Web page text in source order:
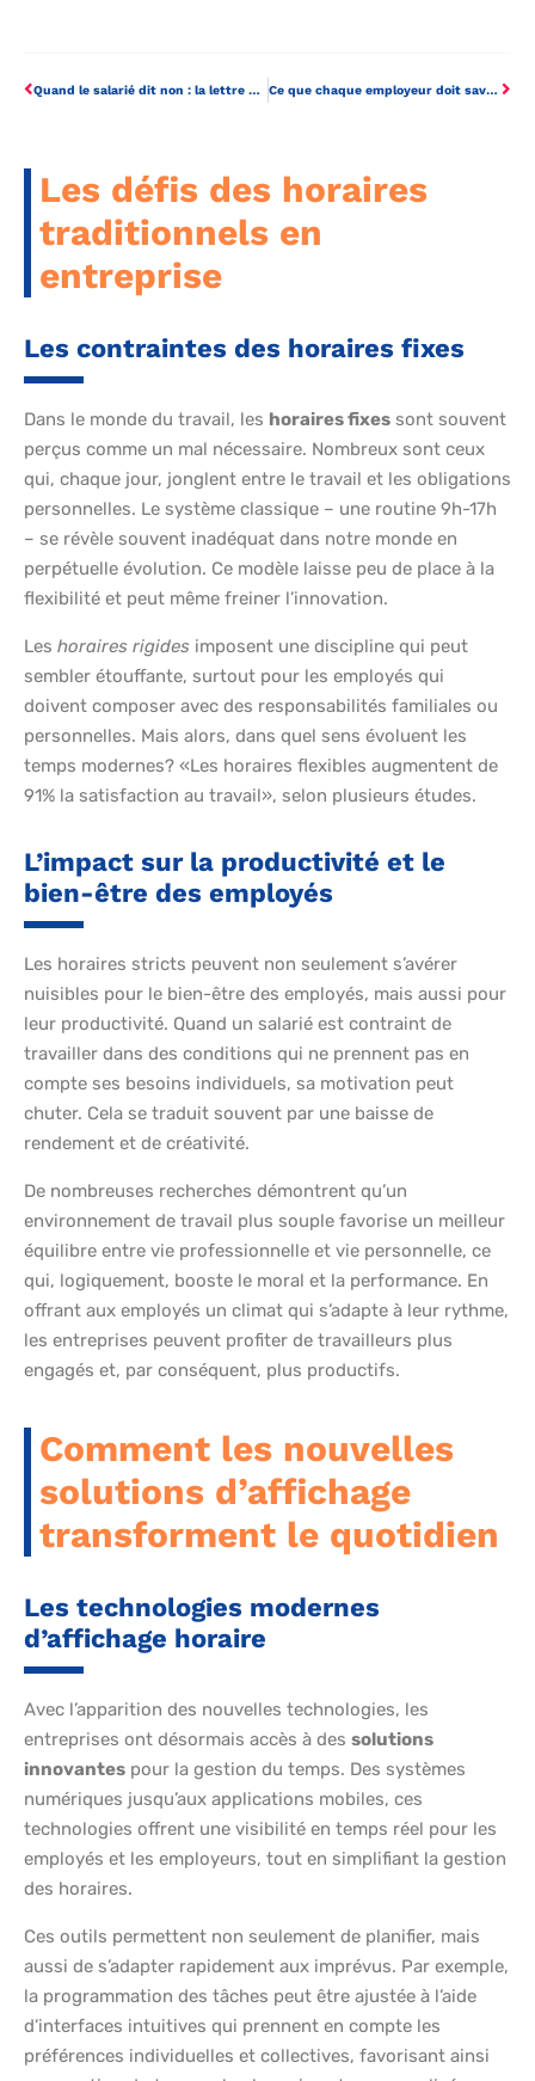
Quand le salarié dit non : la lettre qui rend le CDD définitif Ce que chaque employeur doit savoir sur les autorisations de travail surprises
Les défis des horaires
traditionnels en
entreprise
Les contraintes des horaires fixes
Dans le monde du travail, les horaires fixes sont souvent
perçus comme un mal nécessaire. Nombreux sont ceux
qui, chaque jour, jonglent entre le travail et les obligations
personnelles. Le système classique – une routine 9h-17h
– se révèle souvent inadéquat dans notre monde en
perpétuelle évolution. Ce modèle laisse peu de place à la
flexibilité et peut même freiner l’innovation.
Les horaires rigides imposent une discipline qui peut
sembler étouffante, surtout pour les employés qui
doivent composer avec des responsabilités familiales ou
personnelles. Mais alors, dans quel sens évoluent les
temps modernes? «Les horaires flexibles augmentent de
91% la satisfaction au travail», selon plusieurs études.
L’impact sur la productivité et le
bien-être des employés
Les horaires stricts peuvent non seulement s’avérer
nuisibles pour le bien-être des employés, mais aussi pour
leur productivité. Quand un salarié est contraint de
travailler dans des conditions qui ne prennent pas en
compte ses besoins individuels, sa motivation peut
chuter. Cela se traduit souvent par une baisse de
rendement et de créativité.
De nombreuses recherches démontrent qu’un
environnement de travail plus souple favorise un meilleur
équilibre entre vie professionnelle et vie personnelle, ce
qui, logiquement, booste le moral et la performance. En
offrant aux employés un climat qui s’adapte à leur rythme,
les entreprises peuvent profiter de travailleurs plus
engagés et, par conséquent, plus productifs.
Comment les nouvelles
solutions d’affichage
transforment le quotidien
Les technologies modernes
d’affichage horaire
Avec l’apparition des nouvelles technologies, les
entreprises ont désormais accès à des solutions
innovantes pour la gestion du temps. Des systèmes
numériques jusqu’aux applications mobiles, ces
technologies offrent une visibilité en temps réel pour les
employés et les employeurs, tout en simplifiant la gestion
des horaires.
Ces outils permettent non seulement de planifier, mais
aussi de s’adapter rapidement aux imprévus. Par exemple,
la programmation des tâches peut être ajustée à l’aide
d’interfaces intuitives qui prennent en compte les
préférences individuelles et collectives, favorisant ainsi